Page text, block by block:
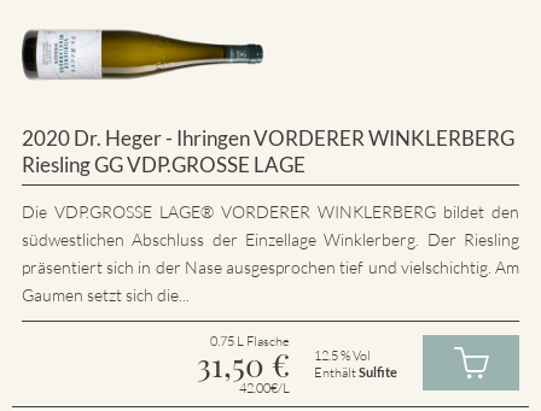
2020 Dr. Heger - Ihringen VORDERER WINKLERBERG
Riesling GG VDP.GROSSE LAGE
Die VDP.GROSSE LAGE® VORDERER WINKLERBERG bildet den
südwestlichen Abschluss der Einzellage Winklerberg. Der Riesling
präsentiert sich in der Nase ausgesprochen tief und vielschichtig. Am
Gaumen setzt sich die...
0.75 L Flasche
31,50 €
42.00€/L
12.5 % Vol
EnthältSulfite